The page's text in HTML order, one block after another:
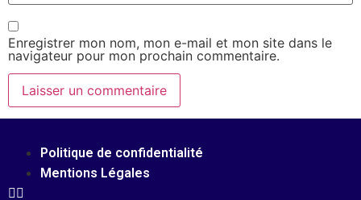
Enregistrer mon nom, mon e-mail et mon site dans le
navigateur pour mon prochain commentaire.
Politique de confidentialité
Mentions Légales